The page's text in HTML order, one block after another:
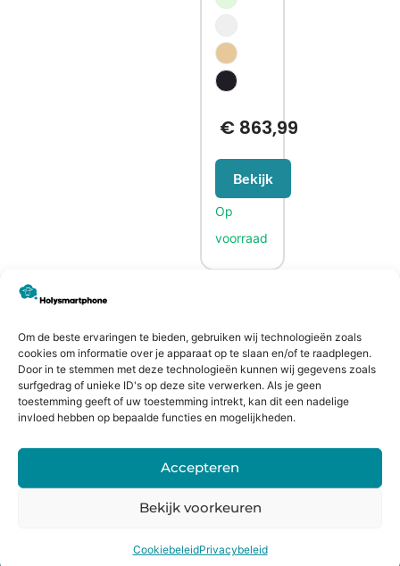
Om de beste ervaringen te bieden, gebruiken wij technologieën zoals
cookies om informatie over je apparaat op te slaan en/of te raadplegen.
Door in te stemmen met deze technologieën kunnen wij gegevens zoals
surfgedrag of unieke ID's op deze site verwerken. Als je geen
toestemming geeft of uw toestemming intrekt, kan dit een nadelige
invloed hebben op bepaalde functies en mogelijkheden.
Accepteren
Bekijk voorkeuren
CookiebeleidPrivacybeleid
€863,99
Bekijk
CONTACTGEGEVENS
Heiligeweg 43A
1561 DE, Krommenie
075 641 5169
info@holysmartphone.nl
Maandag:
11:00 - 18:00
Woensdag:
09:00 - 18:00
09:00 - 18:00